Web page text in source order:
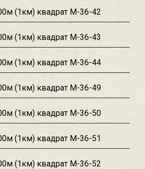
(1км) квадрат M-36-42
(1км) квадрат M-36-43
(1км) квадрат M-36-44
(1км) квадрат M-36-49
(1км) квадрат M-36-50
(1км) квадрат M-36-51
(1км) квадрат M-36-52